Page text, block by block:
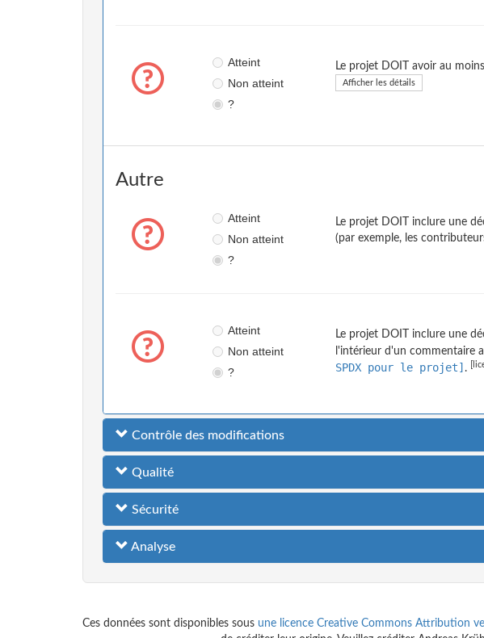
Atteint
Non atteint
?
Le projet DOIT avoir au
Afficher les détails
Autre
Atteint
Non atteint
?
Le projet DOIT inclure une
(par exemple, les
Atteint
Non atteint
?
Le projet DOIT inclure une
l'intérieur d'un commentaire
SPDX pour le projet] .
Contrôle des modifications
Qualité
Sécurité
Analyse
Ces données sont disponibles sous une licence Creative Commons Attribution